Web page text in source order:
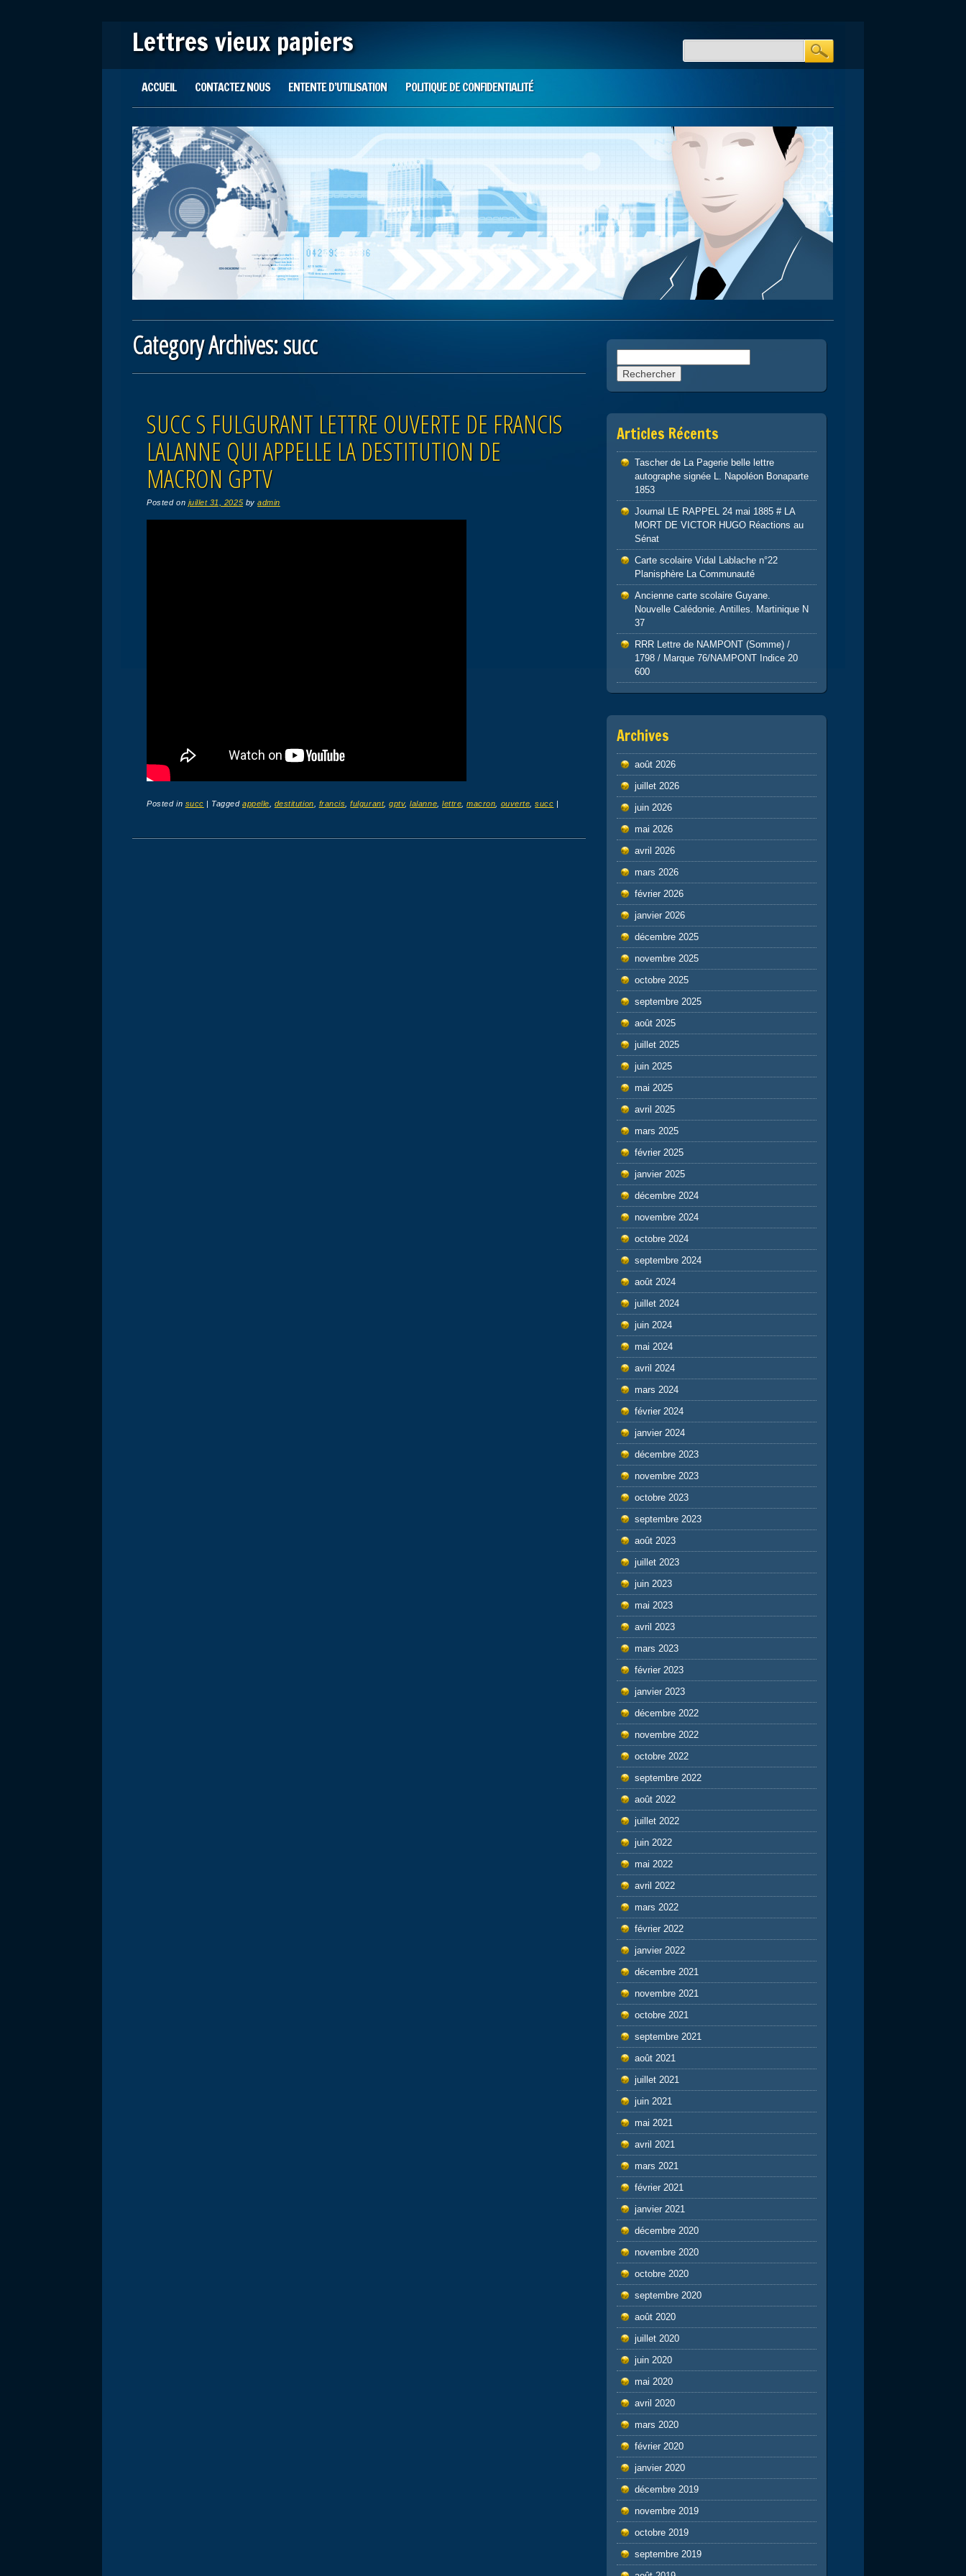
Lettres vieux papiers
Main menu
ACCUEIL CONTACTEZ NOUS ENTENTE D’UTILISATION POLITIQUE DE CONFIDENTIALITÉ
Category Archives:succ
SUCC S FULGURANT LETTRE OUVERTE DE FRANCIS
LALANNE QUI APPELLE LA DESTITUTION DE
MACRON GPTV
Posted on juillet 31, 2025 byadmin
Posted in succ | Taggedappelle destitution francis ,fulgurant,gptv,lalanne ,lettre ,macron ouverte ,succ |
Articles Récents
Tascher de La Pagerie belle lettre
autographe signée L. Napoléon Bonaparte
1853
Journal LE RAPPEL 24 mai 1885 # LA
MORT DE VICTOR HUGO Réactions au
Sénat
Carte scolaire Vidal Lablache n°22
Planisphère La Communauté
Ancienne carte scolaire Guyane.
Nouvelle Calédonie. Antilles. Martinique N
37
RRR Lettre de NAMPONT (Somme) /
1798 / Marque 76/NAMPONT Indice 20
600
Archives
août 2026
juillet 2026
juin 2026
mai 2026
avril 2026
mars 2026
février 2026
janvier 2026
décembre 2025
novembre 2025
octobre 2025
septembre 2025
août 2025
juillet 2025
juin 2025
mai 2025
avril 2025
mars 2025
février 2025
janvier 2025
décembre 2024
novembre 2024
octobre 2024
septembre 2024
août 2024
juillet 2024
juin 2024
mai 2024
avril 2024
mars 2024
février 2024
janvier 2024
décembre 2023
novembre 2023
octobre 2023
septembre 2023
août 2023
juillet 2023
juin 2023
mai 2023
avril 2023
mars 2023
février 2023
janvier 2023
décembre 2022
novembre 2022
octobre 2022
septembre 2022
août 2022
juillet 2022
juin 2022
mai 2022
avril 2022
mars 2022
février 2022
janvier 2022
décembre 2021
novembre 2021
octobre 2021
septembre 2021
août 2021
juillet 2021
juin 2021
mai 2021
avril 2021
mars 2021
février 2021
janvier 2021
décembre 2020
novembre 2020
octobre 2020
septembre 2020
août 2020
juillet 2020
juin 2020
mai 2020
avril 2020
mars 2020
février 2020
janvier 2020
décembre 2019
novembre 2019
octobre 2019
septembre 2019